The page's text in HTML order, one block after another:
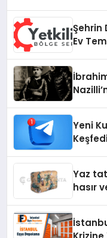
Şehrin
Ev
Yeni
Yaz
hasır